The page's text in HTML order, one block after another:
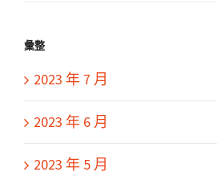
彙整
2023 年 7 月
2023 年 6 月
2023 年 5 月